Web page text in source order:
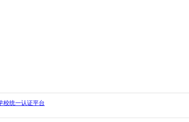
校统一认证平台